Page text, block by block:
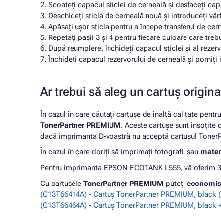
2. Scoateți capacul sticlei de cerneală și desfaceți
3. Deschideți sticla de cerneală nouă și introduceți
4. Apăsați ușor sticla pentru a începe transferul de
5. Repetați pașii 3 și 4 pentru fiecare culoare care
6. După reumplere, închideți capacul sticlei și al
7. Închideți capacul rezervorului de cerneală și porniți
Ar trebui să aleg un cartuș
În cazul în care căutați cartușe de înaltă calitate
TonerPartner PREMIUM. Aceste cartușe sunt însoțite
dacă imprimanta D-voastră nu acceptă cartușul
În cazul în care doriți să imprimați fotografii sau
Pentru imprimanta EPSON ECOTANK L555, vă
Cu cartușele TonerPartner PREMIUM puteți
(C13T66414A) - Cartuș TonerPartner PREMIUM, black
(C13T66464A) - Cartuș TonerPartner PREMIUM,